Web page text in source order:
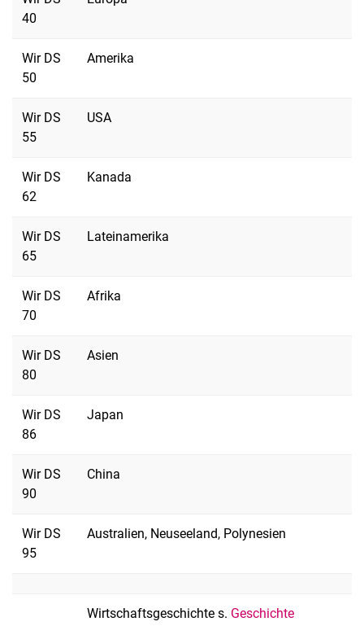
40
Wir DS
50
Amerika
Wir DS
55
USA
Wir DS
62
Kanada
Wir DS
65
Lateinamerika
Wir DS
70
Afrika
Wir DS
80
Asien
Wir DS
86
Japan
Wir DS
90
China
Wir DS
95
Australien, Neuseeland, Polynesien
Wirtschaftsgeschichte s. Geschichte